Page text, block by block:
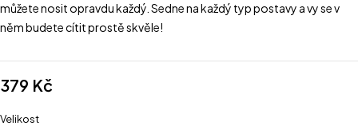
můžete nosit opravdu každý. Sedne na každý typ postavy a vy se v
něm budete cítit prostě skvěle!
379 Kč
Velikost